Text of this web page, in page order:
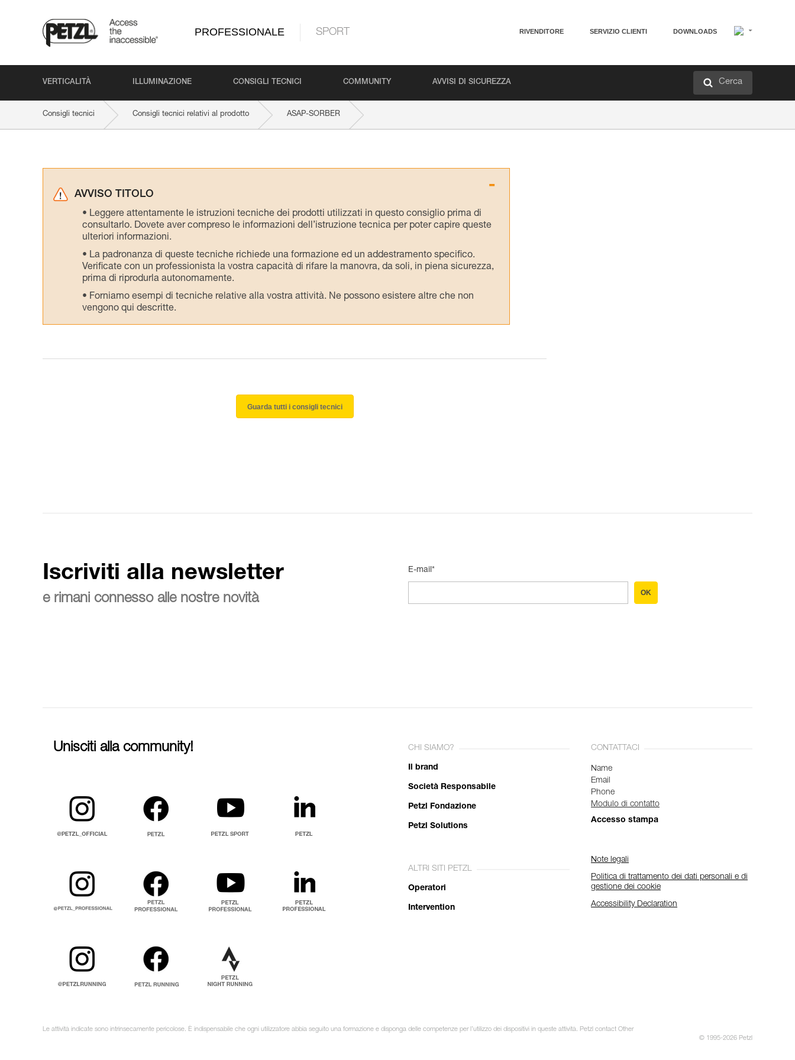
PROFESSIONALE SPORT RIVENDITORE SERVIZIO CLIENTI DOWNLOADS
VERTICALITÀ ILLUMINAZIONE CONSIGLI TECNICI COMMUNITY AVVISI DI SICUREZZA Cerca
Consigli tecnici Consigli tecnici relativi al prodotto ASAP-SORBER
AVVISO TITOLO
Leggere attentamente le istruzioni tecniche dei prodotti utilizzati in questo consiglio prima di
consultarlo. Dovete aver compreso le informazioni dell’istruzione tecnica per poter capire queste
ulteriori informazioni.
La padronanza di queste tecniche richiede una formazione ed un addestramento specifico.
Verificate con un professionista la vostra capacità di rifare la manovra, da soli, in piena sicurezza,
prima di riprodurla autonomamente.
Forniamo esempi di tecniche relative alla vostra attività. Ne possono esistere altre che non
vengono qui descritte.
Guarda tutti i consigli tecnici
Iscriviti alla newsletter
e rimani connesso alle nostre novità
E-mail*
OK
Unisciti alla community! CHI SIAMO?
Il brand
Società Responsabile
Petzl Fondazione
Petzl Solutions
ALTRI SITI PETZL
Operatori
Intervention
CONTATTACI
Name
Email
Phone
Modulo di contatto
Accesso stampa
Note legali
Politica di trattamento dei dati personali e di
gestione dei cookie
Accessibility Declaration
Le attività indicate sono intrinsecamente pericolose. È indispensabile che ogni utilizzatore abbia seguito una formazione e disponga delle competenze per l’utilizzo dei dispositivi in queste attività. Petzl contact Other
© 1995-2026 Petzl